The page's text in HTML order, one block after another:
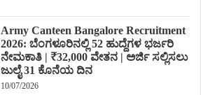
Army Canteen Bangalore Recruitment
2026: ಬೆಂಗಳೂರಿನಲ್ಲಿ 52 ಹುದ್ದೆಗಳ ಭರ್ಜರಿ
ನೇಮಕಾತಿ | ₹32,000 ವೇತನ | ಅರ್ಜಿ ಸಲ್ಲಿಸಲು
ಜುಲೈ 31 ಕೊನೆಯ ದಿನ
10/07/2026